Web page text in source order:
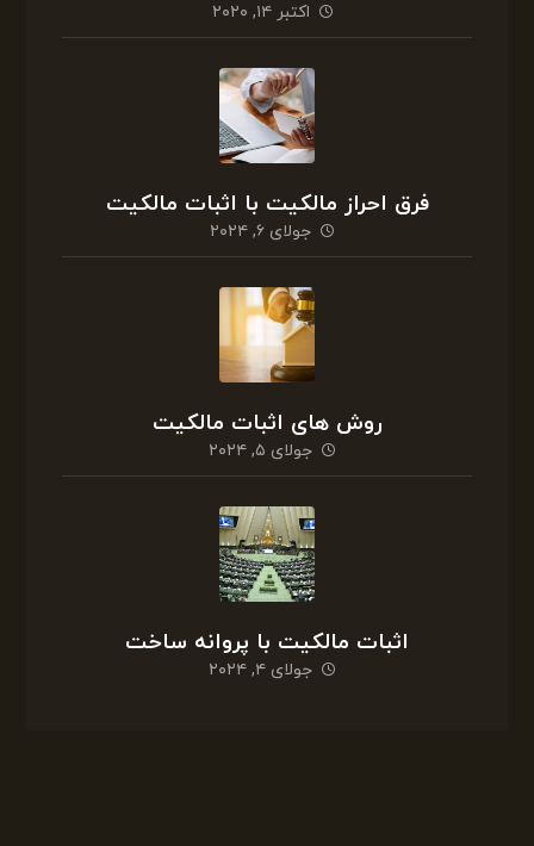
اکتبر ۱۴, ۲۰۲۰
فرق احراز مالکیت با اثبات مالکیت
جولای ۶, ۲۰۲۴
روش های اثبات مالکیت
جولای ۵, ۲۰۲۴
اثبات مالکیت با پروانه ساخت
جولای ۴, ۲۰۲۴